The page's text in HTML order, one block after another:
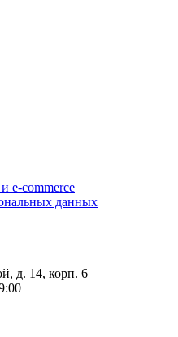
e-commerce
данных
д. 14, корп. 6